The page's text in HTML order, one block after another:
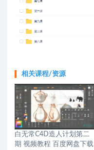
相关课程/资源
白无常C4D造人计划第二
期 视频教程 百度网盘下载